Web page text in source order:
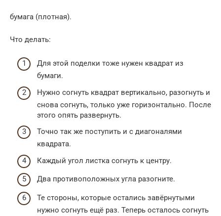
бумага (плотная).
Что делать:
Для этой поделки тоже нужен квадрат из
бумаги.
Нужно согнуть квадрат вертикально, разогнуть и
снова согнуть, только уже горизонтально. После
этого опять развернуть.
Точно так же поступить и с диагоналями
квадрата.
Каждый угол листка согнуть к центру.
Два противоположных угла разогните.
Те стороны, которые остались завёрнутыми
нужно согнуть ещё раз. Теперь осталось согнуть